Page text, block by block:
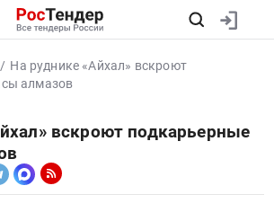
На руднике «Айхал» вскроют
алмазов
вскроют подкарьерные